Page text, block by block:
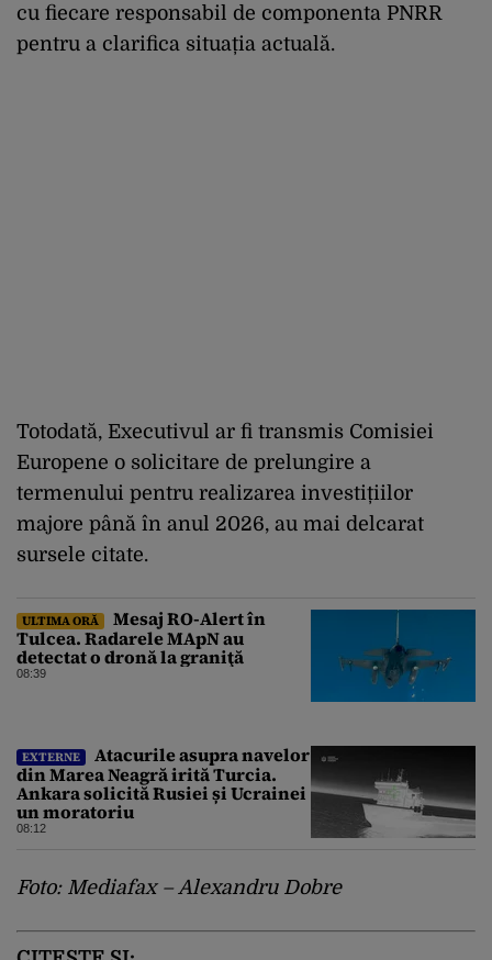
cu fiecare responsabil de componenta PNRR
pentru a clarifica situația actuală.
Totodată, Executivul ar fi transmis Comisiei
Europene o solicitare de prelungire a
termenului pentru realizarea investițiilor
majore până în anul 2026, au mai delcarat
sursele citate.
ULTIMA ORĂ
Mesaj RO-Alert în
Tulcea. Radarele MApN au
detectat o dronă la graniţă
08:39
EXTERNE
Atacurile asupra navelor
din Marea Neagră irită Turcia.
Ankara solicită Rusiei și Ucrainei
un moratoriu
08:12
Foto: Mediafax – Alexandru Dobre